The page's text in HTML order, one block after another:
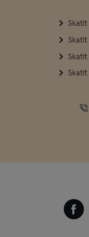
Skatīt
Skatīt
Skatīt
Skatīt